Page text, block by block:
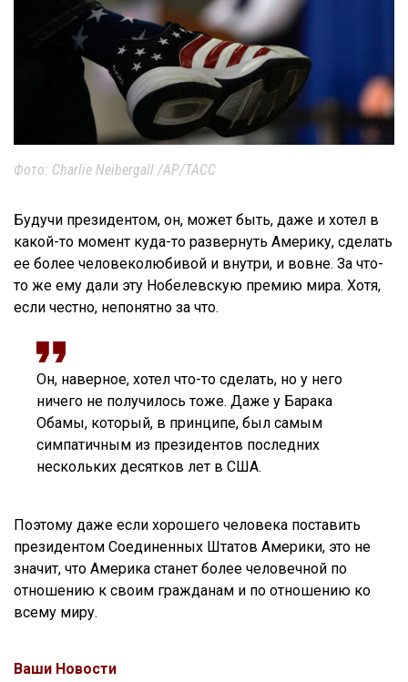
Фото: Charlie Neibergall /AP/ТАСС
Будучи президентом, он, может быть, даже и хотел в
какой-то момент куда-то развернуть Америку, сделать
ее более человеколюбивой и внутри, и вовне. За что-
то же ему дали эту Нобелевскую премию мира. Хотя,
если честно, непонятно за что.
Он, наверное, хотел что-то сделать, но у него
ничего не получилось тоже. Даже у Барака
Обамы, который, в принципе, был самым
симпатичным из президентов последних
нескольких десятков лет в США.
Поэтому даже если хорошего человека поставить
президентом Соединенных Штатов Америки, это не
значит, что Америка станет более человечной по
отношению к своим гражданам и по отношению ко
всему миру.
Ваши Новости